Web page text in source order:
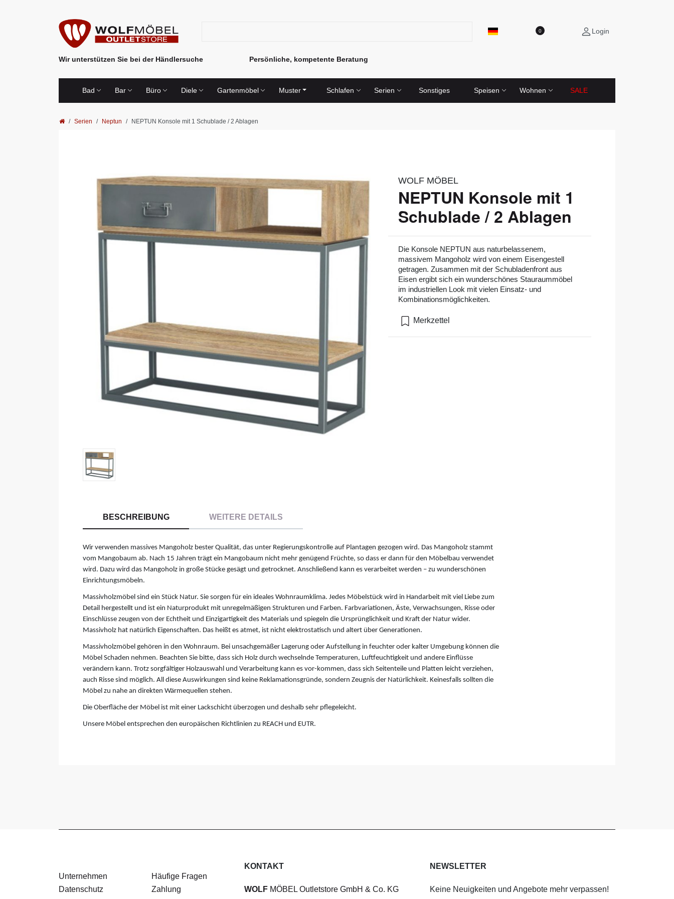
0 Login
Wir unterstützen Sie bei der Händlersuche Persönliche, kompetente Beratung
Bad Bar Büro Diele Gartenmöbel Muster Schlafen Serien Sonstiges Speisen Wohnen SALE
Serien Neptun NEPTUN Konsole mit 1 Schublade / 2 Ablagen
WOLF MÖBEL
NEPTUN Konsole mit 1
Schublade / 2 Ablagen
Die Konsole NEPTUN aus naturbelassenem,
massivem Mangoholz wird von einem Eisengestell
getragen. Zusammen mit der Schubladenfront aus
Eisen ergibt sich ein wunderschönes Stauraummöbel
im industriellen Look mit vielen Einsatz- und
Kombinationsmöglichkeiten.
Merkzettel
BESCHREIBUNG WEITERE DETAILS
Wir verwenden massives Mangoholz bester Qualität, das unter Regierungskontrolle auf Plantagen gezogen wird. Das Mangoholz stammt
vom Mangobaum ab. Nach 15 Jahren trägt ein Mangobaum nicht mehr genügend Früchte, so dass er dann für den Möbelbau verwendet
wird. Dazu wird das Mangoholz in große Stücke gesägt und getrocknet. Anschließend kann es verarbeitet werden – zu wunderschönen
Einrichtungsmöbeln.
Massivholzmöbel sind ein Stück Natur. Sie sorgen für ein ideales Wohnraumklima. Jedes Möbelstück wird in Handarbeit mit viel Liebe zum
Detail hergestellt und ist ein Naturprodukt mit unregelmäßigen Strukturen und Farben. Farbvariationen, Äste, Verwachsungen, Risse oder
Einschlüsse zeugen von der Echtheit und Einzigartigkeit des Materials und spiegeln die Ursprünglichkeit und Kraft der Natur wider.
Massivholz hat natürlich Eigenschaften. Das heißt es atmet, ist nicht elektrostatisch und altert über Generationen.
Massivholzmöbel gehören in den Wohnraum. Bei unsachgemäßer Lagerung oder Aufstellung in feuchter oder kalter Umgebung können die
Möbel Schaden nehmen. Beachten Sie bitte, dass sich Holz durch wechselnde Temperaturen, Luftfeuchtigkeit und andere Einflüsse
verändern kann. Trotz sorgfältiger Holzauswahl und Verarbeitung kann es vor-kommen, dass sich Seitenteile und Platten leicht verziehen,
auch Risse sind möglich. All diese Auswirkungen sind keine Reklamationsgründe, sondern Zeugnis der Natürlichkeit. Keinesfalls sollten die
Möbel zu nahe an direkten Wärmequellen stehen.
Die Oberfläche der Möbel ist mit einer Lackschicht überzogen und deshalb sehr pflegeleicht.
Unsere Möbel entsprechen den europäischen Richtlinien zu REACH und EUTR.
Unternehmen
Datenschutz
Häufige Fragen
Zahlung
KONTAKT
WOLF MÖBEL Outletstore GmbH & Co. KG
NEWSLETTER
Keine Neuigkeiten und Angebote mehr verpassen!